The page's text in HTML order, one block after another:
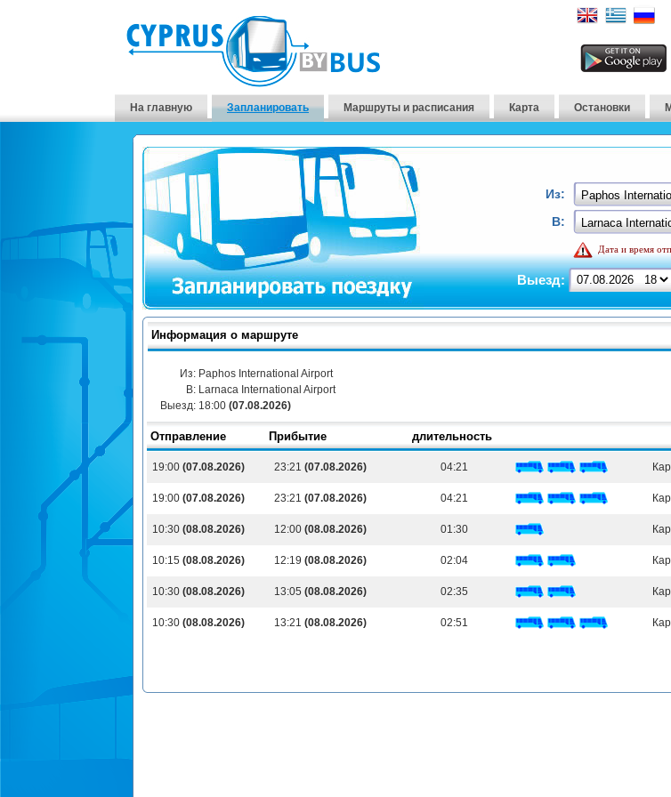
На главную Запланировать Маршруты и расписания Карта Остановки
Из:
В:
Дата и время
Выезд:
Информация о маршруте
Из: Paphos International Airport
В: Larnaca International Airport
Выезд: 18:00 (07.08.2026)
Отправление Прибытие длительность
19:00 (07.08.2026) 23:21 (07.08.2026) 04:21
19:00 (07.08.2026) 23:21 (07.08.2026) 04:21
10:30 (08.08.2026) 12:00 (08.08.2026) 01:30
10:15 (08.08.2026) 12:19 (08.08.2026) 02:04
10:30 (08.08.2026) 13:05 (08.08.2026) 02:35
10:30 (08.08.2026) 13:21 (08.08.2026) 02:51